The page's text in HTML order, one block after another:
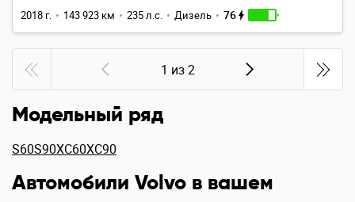
2018 г. 143 923 км 235 л.с. Дизель 76
1 из 2
Модельный ряд
S60S90XC60XC90
Автомобили Volvo в вашем